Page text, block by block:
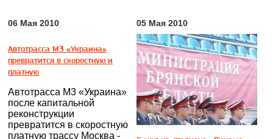
06 Мая 2010
Автотрасса М3 «Украина»
превратится в скоростную и
платную
Автотрасса М3 «Украина»
после капитальной
реконструкции
превратится в скоростную
платную трассу Москва -
05 Мая 2010